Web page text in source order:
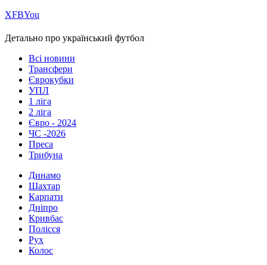
ХFBYou
Детально про український футбол
Всі новини
Трансфери
Єврокубки
УПЛ
1 ліга
2 ліга
Євро - 2024
ЧС -2026
Преса
Трибуна
Динамо
Шахтар
Карпати
Дніпро
Кривбас
Полісся
Рух
Колос